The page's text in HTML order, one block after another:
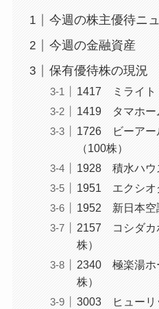
今週の株主優待ニ
今週の金融資産
保有優待株の現況
1417 ミライト
1419 タマホー
1726 ビーアー
（100株）
1928 積水ハウ
1951 エクシオ
1952 新日本空
2157 コシダカ
株）
2340 極楽湯ホ
株）
3003 ヒューリ